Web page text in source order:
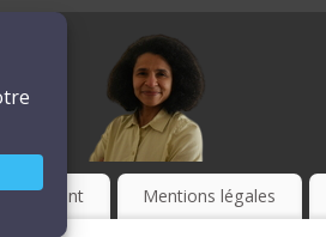
Event Mentions légales